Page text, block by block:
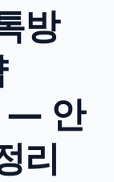
방
— 안
리